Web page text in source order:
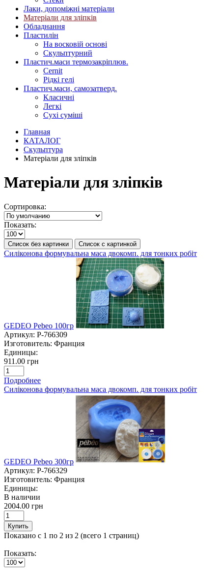
Лаки, допоміжні матеріали
Матеріали для зліпків
Обладнання
Пластилін
На восковій основі
Скульптурний
Пластич.маси термозакріплюв.
Cernit
Рідкі гелі
Пластич.маси, самозатверд.
Класичні
Легкі
Сухі суміші
Главная
КАТАЛОГ
Скульптура
Матеріали для зліпків
Матеріали для зліпків
Сортировка:
Показать:
Список без картинки Список с картинкой
Силіконова формувальна маса двокомп. для тонких робіт
GEDEO Pebeo 100гр
Артикул: P-766309
Изготовитель: Франция
Единицы:
911.00 грн
Подробнее
Силіконова формувальна маса двокомп. для тонких робіт
GEDEO Pebeo 300гр
Артикул: P-766329
Изготовитель: Франция
Единицы:
В наличии
2004.00 грн
Купить
Показано с 1 по 2 из 2 (всего 1 страниц)
Показать: